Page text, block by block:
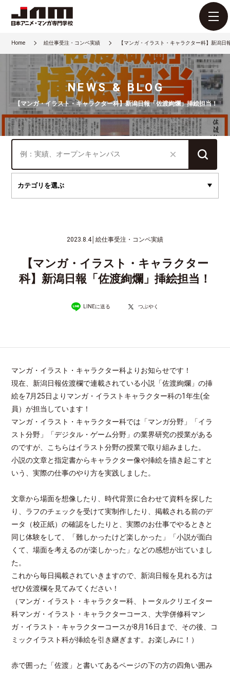
Home 絵仕事受注・コンペ実績 【マンガ・イラスト・キャラクター科】新潟日
NEWS & BLOG
【マンガ・イラスト・キャラクター科】新潟日報「佐渡絢爛」挿絵担当！
2023.8.4│ 絵仕事受注・コンペ実績
【マンガ・イラスト・キャラクター
科】新潟日報「佐渡絢爛」挿絵担当！
LINEに送る つぶやく
マンガ・イラスト・キャラクター科よりお知らせです！
現在、新潟日報佐渡欄で連載されている小説「佐渡絢爛」の挿
絵を7月25日よりマンガ・イラストキャラクター科の1年生(全
員）が担当しています！
マンガ・イラスト・キャラクター科では「マンガ分野」「イラ
スト分野」「デジタル・ゲーム分野」の業界研究の授業がある
のですが、こちらはイラスト分野の授業で取り組みました。
小説の文章と指定書からキャラクター像や挿絵を描き起こすと
いう、実際の仕事のやり方を実践しました。
文章から場面を想像したり、時代背景に合わせて資料を探した
り、ラフのチェックを受けて実制作したり、掲載される前のデ
ータ（校正紙）の確認をしたりと、実際のお仕事でやるときと
同じ体験をして、「難しかったけど楽しかった」「小説が面白
くて、場面を考えるのが楽しかった」などの感想が出ていまし
た。
これから毎日掲載されていきますので、新潟日報を見れる方は
ぜひ佐渡欄を見てみてください！
（マンガ・イラスト・キャラクター科、トータルクリエイター
科マンガ・イラスト・キャラクターコース、大学併修科マン
ガ・イラスト・キャラクターコースが8月16日まで、その後、コ
ミックイラスト科が挿絵を引き継ぎます。お楽しみに！）
赤で囲った「佐渡」と書いてあるページの下の方の四角い囲み